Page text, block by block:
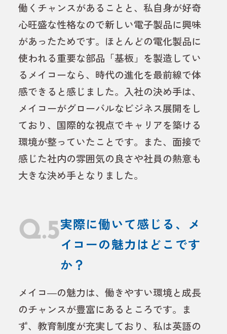
働くチャンスがあることと、私自身が好奇
心旺盛な性格なので新しい電子製品に興味
があったためです。ほとんどの電化製品に
使われる重要な部品「基板」を製造してい
るメイコーなら、時代の進化を最前線で体
感できると感じました。入社の決め手は、
メイコーがグローバルなビジネス展開をし
ており、国際的な視点でキャリアを築ける
環境が整っていたことです。また、面接で
感じた社内の雰囲気の良さや社員の熱意も
大きな決め手となりました。
Q.5実際に働いて感じる、メ
イコーの魅力はどこです
か？
メイコ―の魅力は、働きやすい環境と成長
のチャンスが豊富にあるところです。ま
ず、教育制度が充実しており、私は英語の